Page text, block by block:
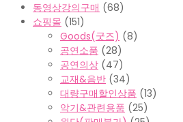
동영상강의구매 (68)
쇼핑몰 (151)
Goods(굿즈) (8)
공연소품 (28)
공연의상 (47)
교재&음반 (34)
대량구매할인상품 (13)
악기&관련용품 (25)